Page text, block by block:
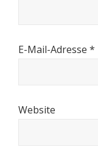
E-Mail-Adresse *
Website